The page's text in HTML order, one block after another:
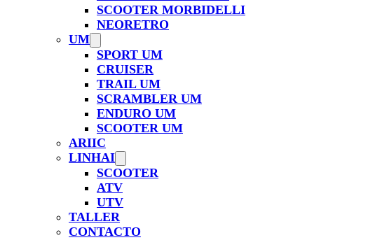
SCOOTER MORBIDELLI
NEORETRO
UM
SPORT UM
CRUISER
TRAIL UM
SCRAMBLER UM
ENDURO UM
SCOOTER UM
ARIIC
LINHAI
SCOOTER
ATV
UTV
TALLER
CONTACTO